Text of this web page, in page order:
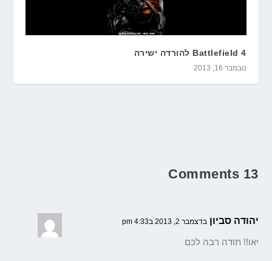
Battlefield 4 להורדה ישירה
נובמבר 16, 2013
13 Comments
יהודה סביון בדצמבר 2, 2013 ב4:33 pm
יאו!! תודה רבה לכם